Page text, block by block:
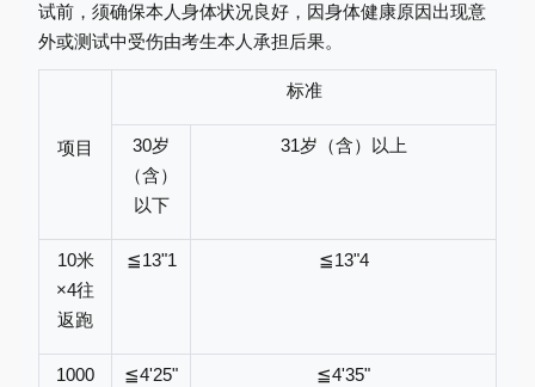
试前，须确保本人身体状况良好，因身体健康原因出现意
外或测试中受伤由考生本人承担后果。
项目
标准
30岁
（含）
以下
31岁（含）以上
10米
×4往
返跑
≦13"1 ≦13"4
1000
≦4'25" ≦4'35"